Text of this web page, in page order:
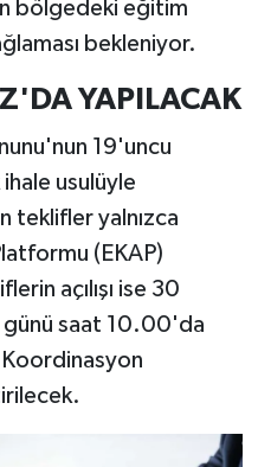
bölgedeki eğitim
bekleniyor.
YAPILACAK
19'uncu
ihale usulüyle
teklifler yalnızca
(EKAP)
açılışı ise 30
günü saat 10.00'da
Koordinasyon